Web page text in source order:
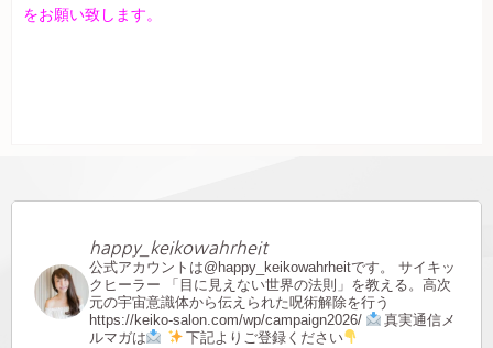
をお願い致します。
happy_keikowahrheit
公式アカウントは@happy_keikowahrheitです。
サイキッ
クヒーラー 「目に見えない世界の法則」を教える。高次
元の宇宙意識体から伝えられた呪術解除を行う
https://keiko-salon.com/wp/campaign2026/
真実通信メ
ルマガは
下記よりご登録ください